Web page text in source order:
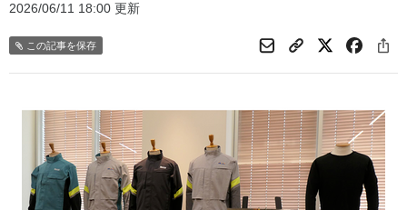
2026/06/11 18:00 更新
この記事を保存